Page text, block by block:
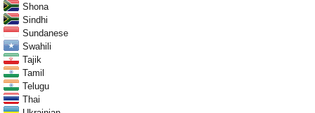
Shona
Sindhi
Sundanese
Swahili
Tajik
Tamil
Telugu
Thai